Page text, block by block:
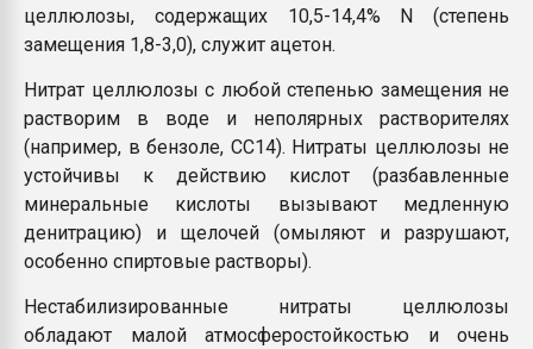
целлюлозы, содержащих 10,5-14,4% N (степень
замещения 1,8-3,0), служит ацетон.
Нитрат целлюлозы с любой степенью замещения не
растворим в воде и неполярных растворителях
(например, в бензоле, СС14). Нитраты целлюлозы не
устойчивы к действию кислот (разбавленные
минеральные кислоты вызывают медленную
денитрацию) и щелочей (омыляют и разрушают,
особенно спиртовые растворы).
Нестабилизированные нитраты целлюлозы
обладают малой атмосферостойкостью и очень